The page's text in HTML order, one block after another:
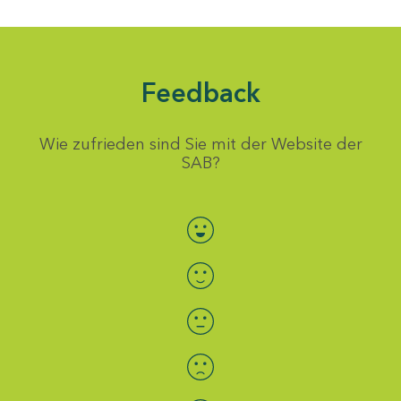
Feedback
Wie zufrieden sind Sie mit der Website der
SAB?
Bewertung auswählen